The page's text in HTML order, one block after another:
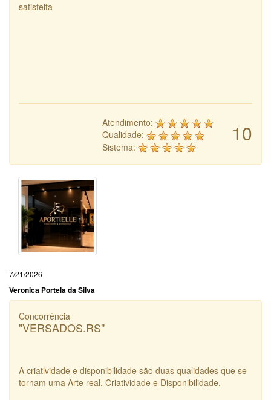
satisfeita
10
Atendimento:
Qualidade:
Sistema:
7/21/2026
Veronica Portela da Silva
Concorrência
"VERSADOS.RS"
A criatividade e disponibilidade são duas qualidades que se
tornam uma Arte real. Criatividade e Disponibilidade.